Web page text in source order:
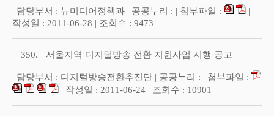
| 담당부서 : 뉴미디어정책과 | 공공누리 : | 첨부파일 :
|
작성일 : 2011-06-28 | 조회수 : 9473 |
350. 서울지역 디지털방송 전환 지원사업 시행 공고
| 담당부서 : 디지털방송전환추진단 | 공공누리 : | 첨부파일 :
| 작성일 : 2011-06-24 | 조회수 : 10901 |